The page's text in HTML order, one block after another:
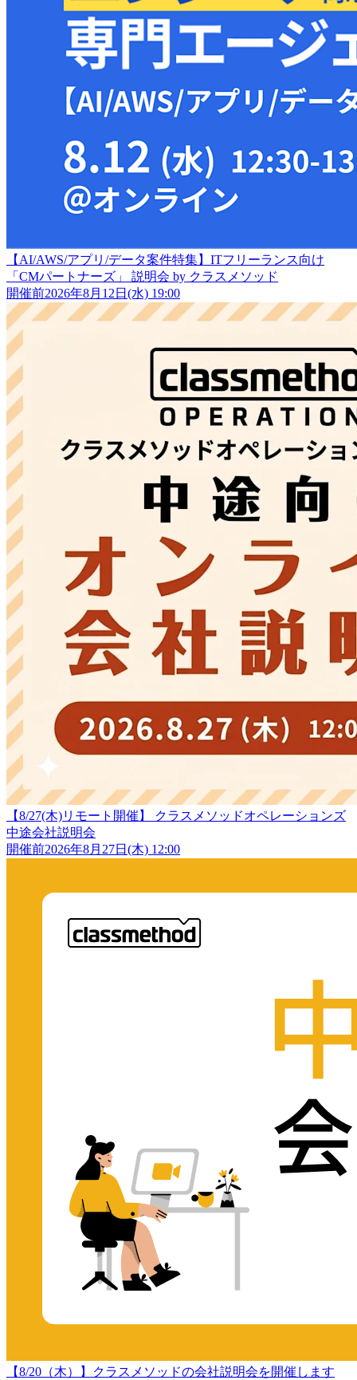
【AI/AWS/アプリ/データ案件特集】ITフリーランス向け
「CMパートナーズ」 説明会 by クラスメソッド
開催前2026年8月12日(水) 19:00
【8/27(木)リモート開催】 クラスメソッドオペレーションズ
中途会社説明会
開催前2026年8月27日(木) 12:00
【8/20（木）】クラスメソッドの会社説明会を開催します